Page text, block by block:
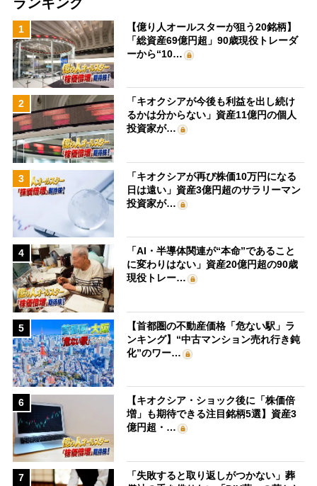
1
【億り人オールスターが狙う20銘柄】
「総資産69億円超」90歳現役トレーダ
ーから“10…
2
「キオクシアが今後も利益を出し続け
るかは分からない」資産11億円の個人
投資家が…
3
「キオクシアが再び株価10万円になる
日は遠い」資産3億円超のサラリーマン
投資家が…
4
「AI・半導体関連が“本命”であること
に変わりはない」資産20億円超の90歳
現役トレー…
5
【首都圏の不動産価格「危ない駅」ラ
ンキング】“中古マンション売れ行き鈍
化”のワー…
6
【キオクシア・ショック後に「株価倍
増」も期待できる注目銘柄5選】資産3
億円超・…
7
「失敗すると取り返しがつかない」葬